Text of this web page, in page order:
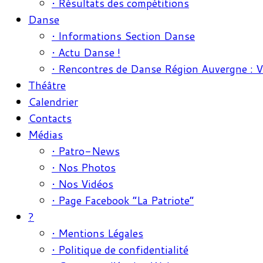
• Résultats des compétitions
Danse
• Informations Section Danse
• Actu Danse !
• Rencontres de Danse Région Auvergne :
Théâtre
Calendrier
Contacts
Médias
• Patro-News
• Nos Photos
• Nos Vidéos
• Page Facebook “La Patriote”
?
• Mentions Légales
• Politique de confidentialité